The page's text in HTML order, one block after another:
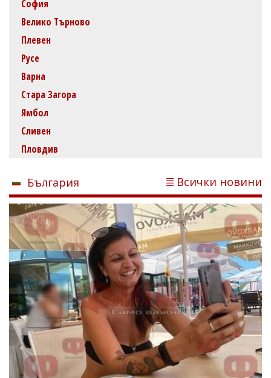
София
Велико Търново
Плевен
Русе
Варна
Стара Загора
Ямбол
Сливен
Пловдив
България Всички новини